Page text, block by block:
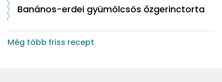
Banános-erdei gyümölcsös őzgerinctorta
Még több friss recept